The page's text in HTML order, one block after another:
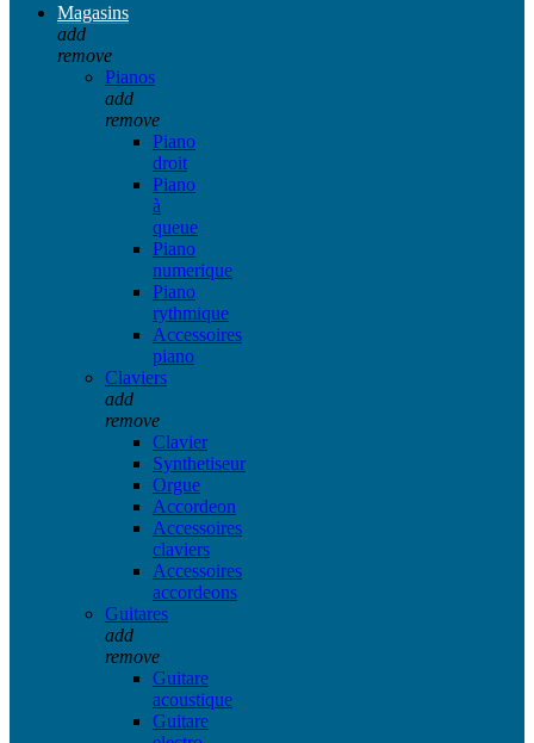
Magasins
add
remove
Pianos
add
remove
Piano
droit
Piano
à
queue
Piano
numerique
Piano
rythmique
Accessoires
piano
Claviers
add
remove
Clavier
Synthetiseur
Orgue
Accordeon
Accessoires
claviers
Accessoires
accordeons
Guitares
add
remove
Guitare
acoustique
Guitare